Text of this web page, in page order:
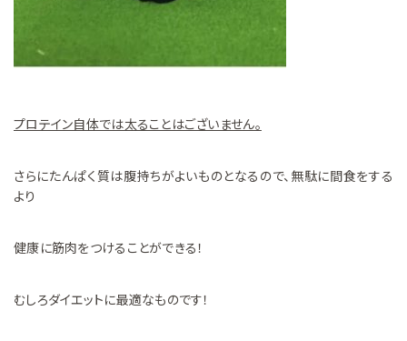
プロテイン自体では太ることはございません。
さらにたんぱく質は腹持ちがよいものとなるので、無駄に間食をする
より
健康に筋肉をつけることができる！
むしろダイエットに最適なものです！